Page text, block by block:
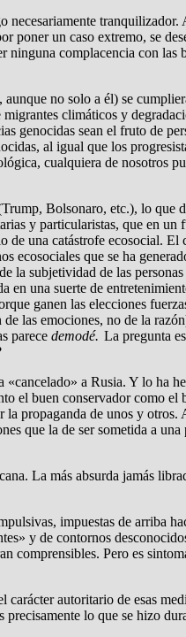
tranquilizador.
poner un caso extremo, se
ninguna complacencia con las
no solo a él) se
climáticos y
genocidas sean el fruto de
al igual que los
cualquiera de nosotros
Bolsonaro, etc.), lo que
y particularistas, que en un
de una catástrofe ecosocial. El
ecosociales que se ha
la subjetividad de las
una suerte de
ganen las elecciones
las emociones, no de la
parece demodé. La pregunta
a Rusia. Y lo ha
el buen conservador como el
propaganda de unos y otros.
que la de ser sometida a
La más absurda jamás
impuestas de arriba
y de contornos
comprensibles. Pero es
autoritario de esas
precisamente lo que se hizo